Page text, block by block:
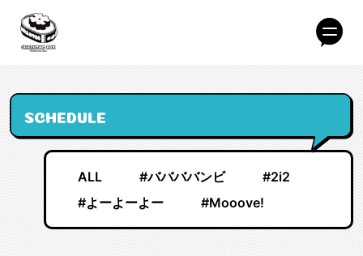
SCHEDULE
ALL #ババババンビ
#2i2
#よーよーよー
#Mooove!